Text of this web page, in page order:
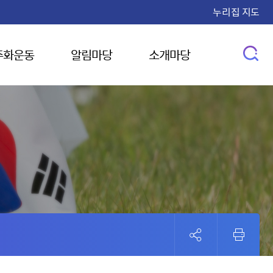
누리집 지도
운동 알림마당 소개마당